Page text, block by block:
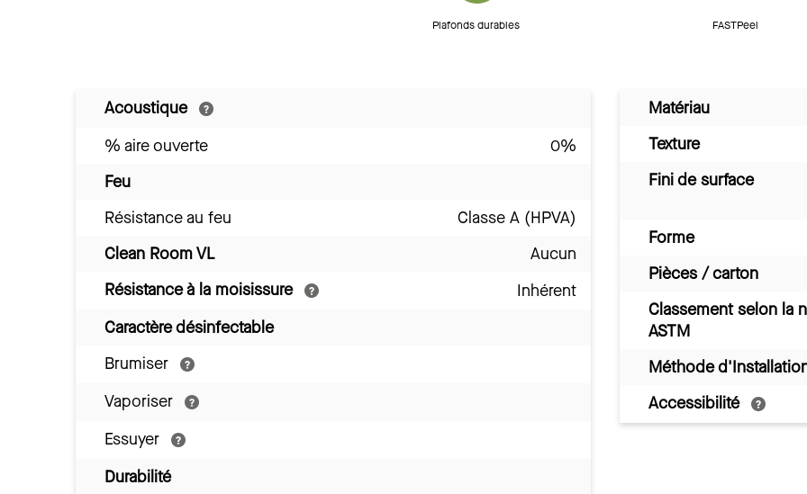
Plafonds durables FASTPeel
Acoustique
% aire ouverte
0%
Feu
Résistance au feu
Classe A (HPVA)
Clean Room VL
Aucun
Résistance à la moisissure
Inhérent
Caractère désinfectable
Brumiser
Vaporiser
Essuyer
Durabilité
Matériau
Texture
Fini de surface
Forme
Pièces / carton
Classement selon la
ASTM
Méthode
Accessibilité